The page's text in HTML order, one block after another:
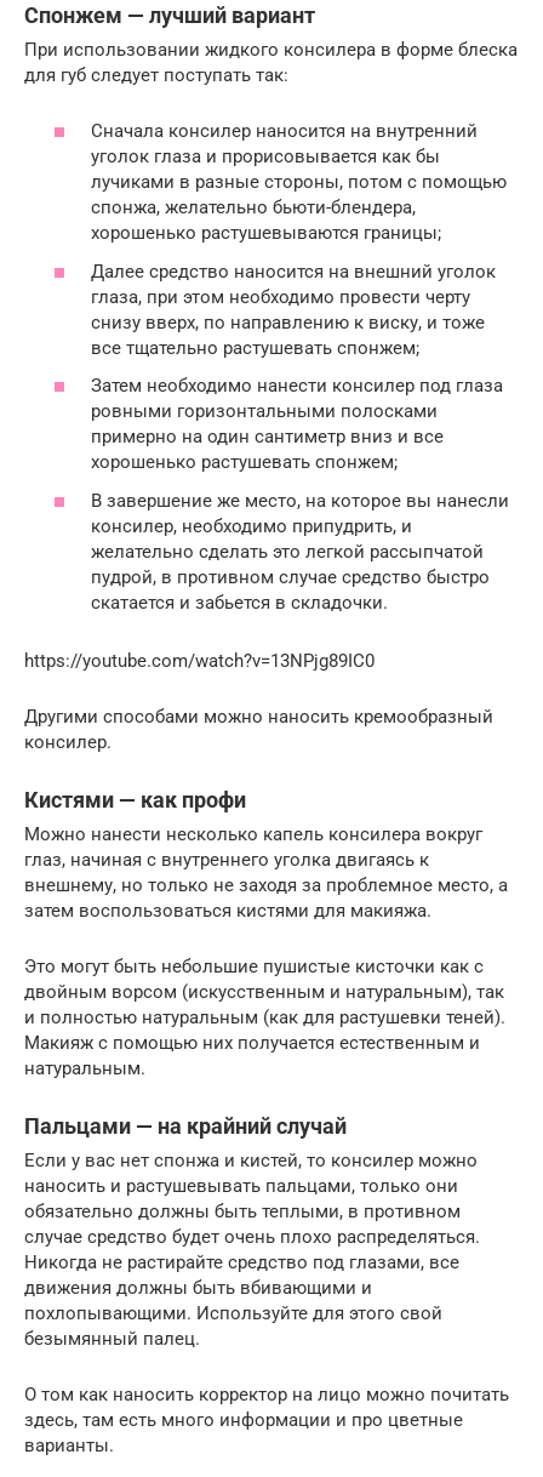
Спонжем — лучший вариант
При использовании жидкого консилера в форме блеска
для губ следует поступать так:
Сначала консилер наносится на внутренний
уголок глаза и прорисовывается как бы
лучиками в разные стороны, потом с помощью
спонжа, желательно бьюти-блендера,
хорошенько растушевываются границы;
Далее средство наносится на внешний уголок
глаза, при этом необходимо провести черту
снизу вверх, по направлению к виску, и тоже
все тщательно растушевать спонжем;
Затем необходимо нанести консилер под глаза
ровными горизонтальными полосками
примерно на один сантиметр вниз и все
хорошенько растушевать спонжем;
В завершение же место, на которое вы нанесли
консилер, необходимо припудрить, и
желательно сделать это легкой рассыпчатой
пудрой, в противном случае средство быстро
скатается и забьется в складочки.
https://youtube.com/watch?v=13NPjg89IC0
Другими способами можно наносить кремообразный
консилер.
Кистями — как профи
Можно нанести несколько капель консилера вокруг
глаз, начиная с внутреннего уголка двигаясь к
внешнему, но только не заходя за проблемное место, а
затем воспользоваться кистями для макияжа.
Это могут быть небольшие пушистые кисточки как с
двойным ворсом (искусственным и натуральным), так
и полностью натуральным (как для растушевки теней).
Макияж с помощью них получается естественным и
натуральным.
Пальцами — на крайний случай
Если у вас нет спонжа и кистей, то консилер можно
наносить и растушевывать пальцами, только они
обязательно должны быть теплыми, в противном
случае средство будет очень плохо распределяться.
Никогда не растирайте средство под глазами, все
движения должны быть вбивающими и
похлопывающими. Используйте для этого свой
безымянный палец.
О том как наносить корректор на лицо можно почитать
здесь, там есть много информации и про цветные
варианты.